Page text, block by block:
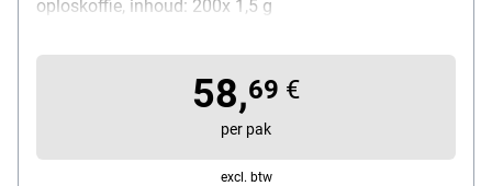
oploskoffie, inhoud: 200x 1,5 g
58,69 €
per pak
excl. btw